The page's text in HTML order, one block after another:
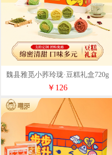
魏县雅觅小荞玲珑·豆糕礼盒720g
￥126